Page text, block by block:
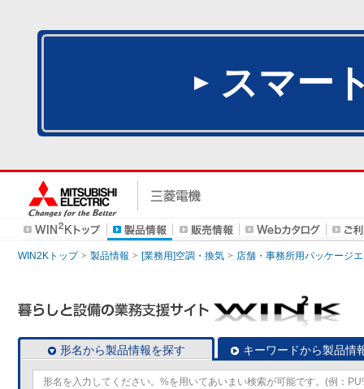
スマー
WIN2Kトップ 製品情報 [業務用]空調・換気 店舗・事務所用パッケージ
形名から製品情報を探す キーワードから製品情